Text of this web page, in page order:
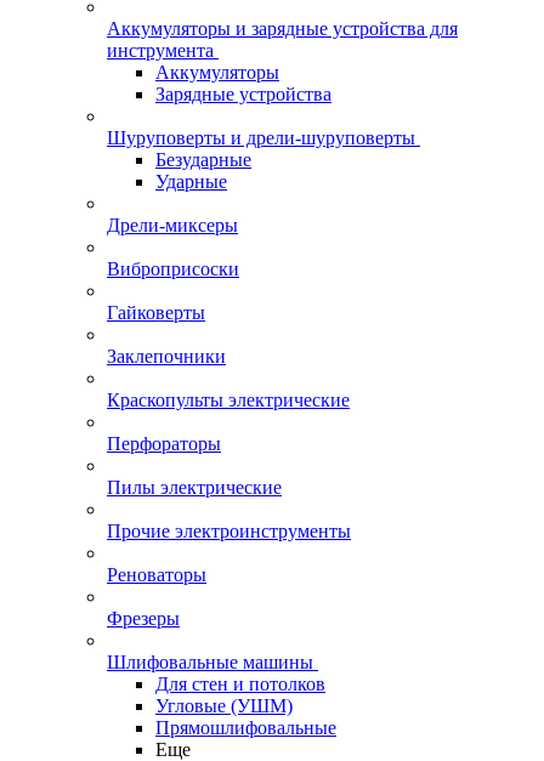
Аккумуляторы и зарядные устройства для
инструмента
Аккумуляторы
Зарядные устройства
Шуруповерты и дрели-шуруповерты
Безударные
Ударные
Дрели-миксеры
Виброприсоски
Гайковерты
Заклепочники
Краскопульты электрические
Перфораторы
Пилы электрические
Прочие электроинструменты
Реноваторы
Фрезеры
Шлифовальные машины
Для стен и потолков
Угловые (УШМ)
Прямошлифовальные
Еще